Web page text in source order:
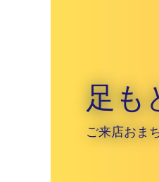
足も
ご来店おま